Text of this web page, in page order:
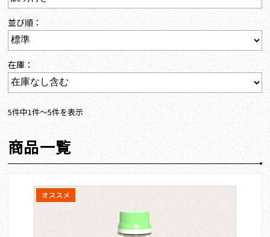
並び順：
在庫：
5件中1件～5件を表示
商品一覧